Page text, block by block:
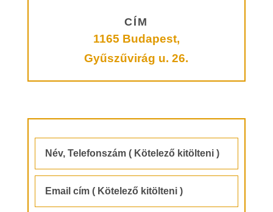
CÍM
1165 Budapest,
Gyűszűvirág u. 26.